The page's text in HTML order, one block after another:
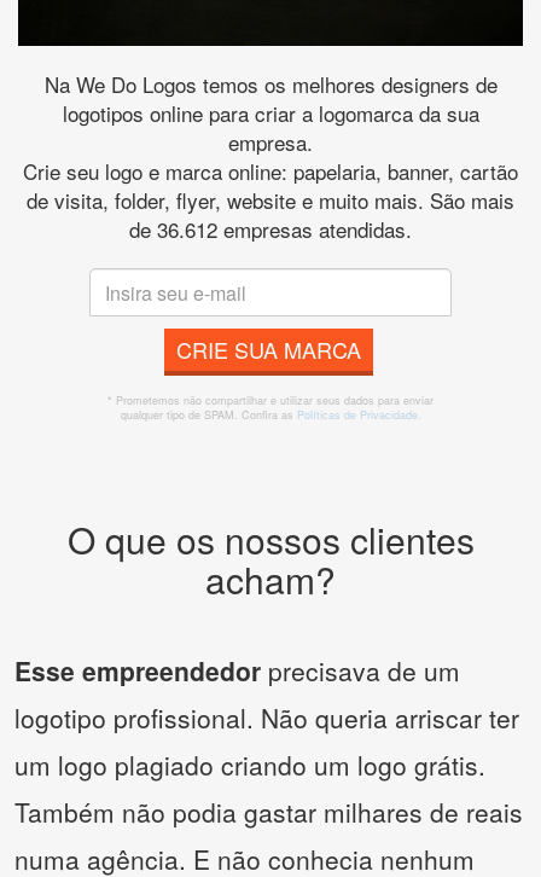
Na We Do Logos temos os melhores designers de
logotipos online para criar a logomarca da sua
empresa.
Crie seu logo e marca online: papelaria, banner, cartão
de visita, folder, flyer, website e muito mais. São mais
de 36.612 empresas atendidas.
CRIE SUA MARCA
* Prometemos não compartilhar e utilizar seus dados para enviar
qualquer tipo de SPAM. Confira as Políticas de Privacidade.
O que os nossos clientes
acham?
Esse empreendedor precisava de um
logotipo profissional. Não queria arriscar ter
um logo plagiado criando um logo grátis.
Também não podia gastar milhares de reais
numa agência. E não conhecia nenhum